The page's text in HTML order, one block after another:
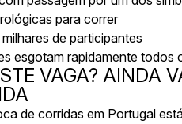
para correr
de participantes
esgotam rapidamente todos
VAGA? AINDA
de corridas em Portugal